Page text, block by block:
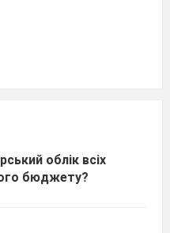
облік всіх
бюджету?